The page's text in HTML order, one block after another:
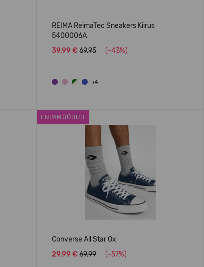
REIMA ReimaTec Sneakers Kiirus
5400006A
39,99 € 69.95 (-43%)
+4
ENIMMÜÜDUD
Converse All Star Ox
29,99 € 69.99 (-57%)